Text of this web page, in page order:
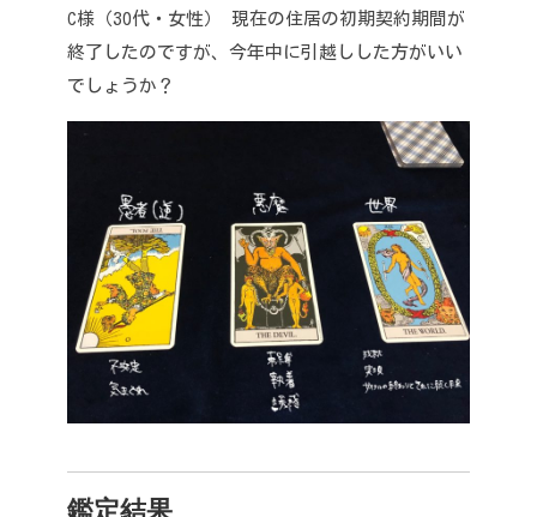
C様（30代・女性）
現在の住居の初期契約期間が
終了したのですが、今年中に引越しした方がいい
でしょうか？
鑑定結果